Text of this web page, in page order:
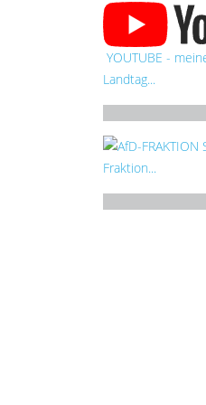
YOUTUBE -
Landtag...
AfD-
Fraktion...